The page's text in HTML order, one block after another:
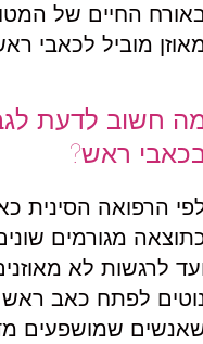
החיים של
מוביל לכאבי
חשוב לדעת
ראש?
הרפואה הסינית
מגורמים
לרגשות לא
לפתח כאב ראש
שמושפעים